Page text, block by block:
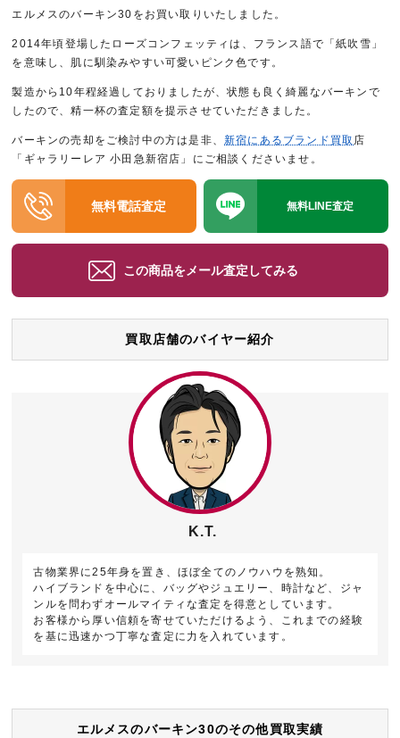
エルメスのバーキン30をお買い取りいたしました。
2014年頃登場したローズコンフェッティは、フランス語で「紙吹雪」
を意味し、肌に馴染みやすい可愛いピンク色です。
製造から10年程経過しておりましたが、状態も良く綺麗なバーキンで
したので、精一杯の査定額を提示させていただきました。
バーキンの売却をご検討中の方は是非、新宿にあるブランド買取 店
「ギャラリーレア 小田急新宿店」にご相談くださいませ。
無料電話査定 無料LINE査定
この商品をメール査定してみる
買取店舗のバイヤー紹介
K.T.
古物業界に25年身を置き、ほぼ全てのノウハウを熟知。
ハイブランドを中心に、バッグやジュエリー、時計など、ジャ
ンルを問わずオールマイティな査定を得意としています。
お客様から厚い信頼を寄せていただけるよう、これまでの経験
を基に迅速かつ丁寧な査定に力を入れています。
エルメスのバーキン30のその他買取実績